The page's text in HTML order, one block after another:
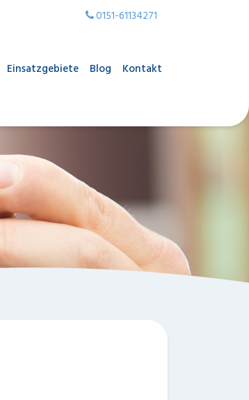
0151-61134271
Einsatzgebiete Blog Kontakt